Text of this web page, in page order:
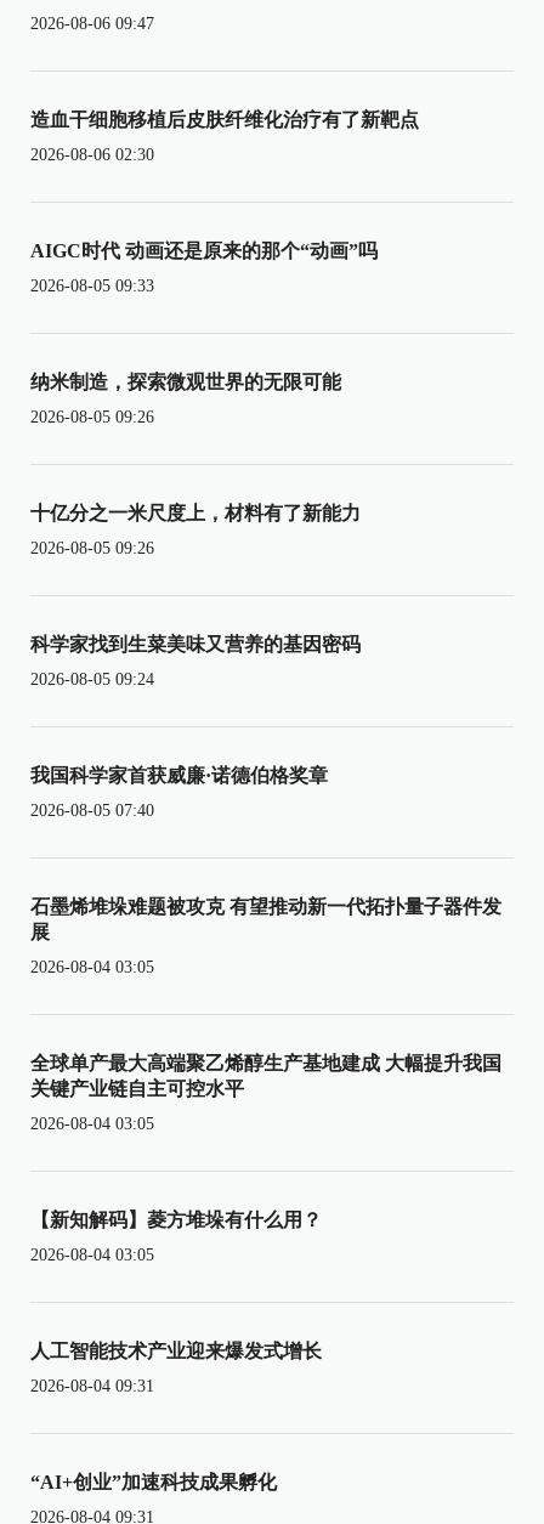
2026-08-06 09:47
造血干细胞移植后皮肤纤维化治疗有了新靶点
2026-08-06 02:30
AIGC时代 动画还是原来的那个“动画”吗
2026-08-05 09:33
纳米制造，探索微观世界的无限可能
2026-08-05 09:26
十亿分之一米尺度上，材料有了新能力
2026-08-05 09:26
科学家找到生菜美味又营养的基因密码
2026-08-05 09:24
我国科学家首获威廉·诺德伯格奖章
2026-08-05 07:40
石墨烯堆垛难题被攻克 有望推动新一代拓扑量子器件发
展
2026-08-04 03:05
全球单产最大高端聚乙烯醇生产基地建成 大幅提升我国
关键产业链自主可控水平
2026-08-04 03:05
【新知解码】菱方堆垛有什么用？
2026-08-04 03:05
人工智能技术产业迎来爆发式增长
2026-08-04 09:31
“AI+创业”加速科技成果孵化
2026-08-04 09:31